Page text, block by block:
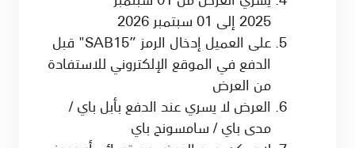
2025 إلى 01 سبتمبر 2026
على العميل إدخال الرمز ”SAB15" قبل
الدفع في الموقع الإلكتروني للاستفادة
من العرض
العرض لا يسري عند الدفع بأبل باي /
مدى باي / سامسونج باي